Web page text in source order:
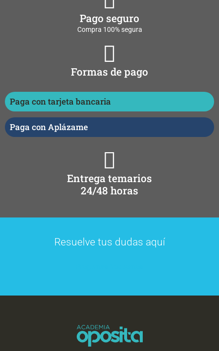
Pago seguro
Compra 100% segura
Formas de pago
Paga con tarjeta bancaria
Paga con Aplázame
Entrega temarios
24/48 horas
Resuelve tus dudas aquí